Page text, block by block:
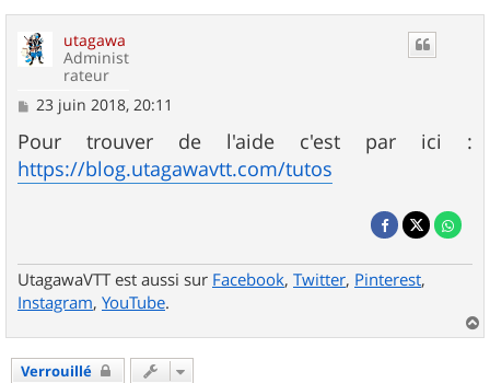
utagawa
Administ
rateur
M
s
s
a
g
23 juin 2018, 20:11
Pour trouver de l'aide c'est par ici :
https://blog.utagawavtt.com/tutos
UtagawaVTT est aussi sur Facebook, Twitter, Pinterest,
Instagram, YouTube.
a
Verrouillé